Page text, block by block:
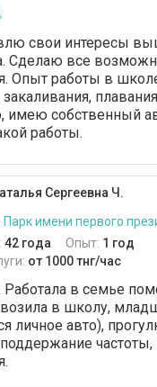
свои интересы
Сделаю все
Опыт работы в
закаливания,
имею собственный
работы.
Сергеевна Ч.
имени первого
42 года Опыт: 1 год
от 1000 тнг/час
Работала в семье
в школу,
личное авто),
частоты,